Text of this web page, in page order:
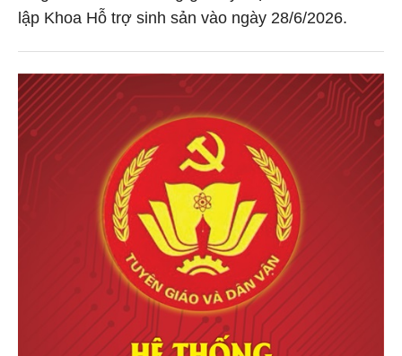
lập Khoa Hỗ trợ sinh sản vào ngày 28/6/2026.